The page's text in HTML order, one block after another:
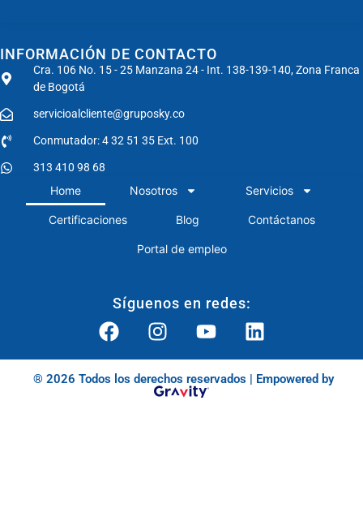
INFORMACIÓN DE CONTACTO
Cra. 106 No. 15 - 25 Manzana 24 - Int. 138-139-140, Zona Franca
de Bogotá
servicioalcliente@gruposky.co
Conmutador: 4 32 51 35 Ext. 100
313 410 98 68
Home Nosotros Servicios
Certificaciones Blog Contáctanos
Portal de empleo
Síguenos en redes:
® 2026 Todos los derechos reservados | Empowered by